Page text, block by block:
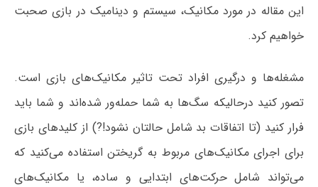
این مقاله در مورد مکانیک، سیستم و دینامیک در بازی صحبت
خواهیم کرد.
مشغله‌ها و درگیری افراد تحت تاثیر مکانیک‌های بازی است.
تصور کنید درحالیکه سگ‌ها به شما حمله‌ور شده‎‌اند و شما باید
فرار کنید (تا اتفاقات بد شامل حالتان نشود!?) از کلیدهای بازی
برای اجرای مکانیک‌های مربوط به گریختن استفاده می‌کنید که
می‌تواند شامل حرکت‌های ابتدایی و ساده، یا مکانیک‌های